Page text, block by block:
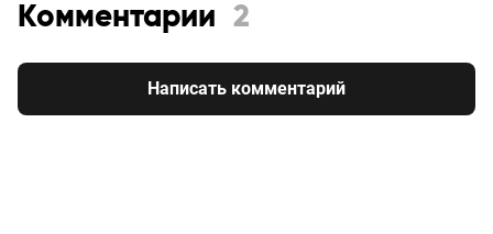
Комментарии 2
Написать комментарий